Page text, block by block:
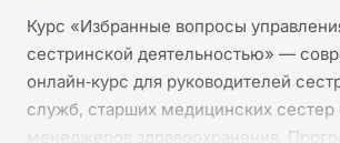
Курс «Избранные вопросы
сестринской деятельностью» —
онлайн‑курс для руководителей
служб, старших медицинских сестер
менеджеров здравоохранения.